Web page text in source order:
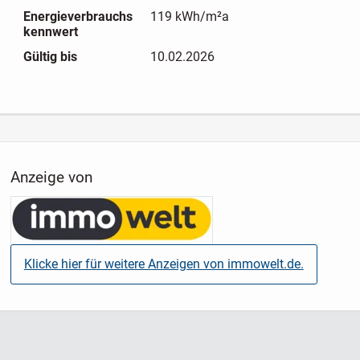
Energieverbrauchs
kennwert
119 kWh/m²a
Gültig bis 10.02.2026
Anzeige von
Klicke hier für weitere Anzeigen von immowelt.de.